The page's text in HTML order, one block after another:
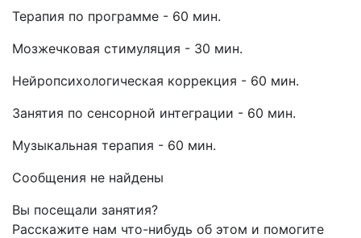
Терапия по программе - 60 мин.
Мозжечковая стимуляция - 30 мин.
Нейропсихологическая коррекция - 60 мин.
Занятия по сенсорной интеграции - 60 мин.
Музыкальная терапия - 60 мин.
Сообщения не найдены
Вы посещали занятия?
Расскажите нам что-нибудь об этом и помогите